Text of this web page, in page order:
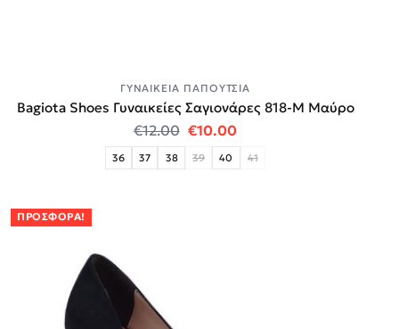
ΓΥΝΑΙΚΕΊΑ ΠΑΠΟΎΤΣΙΑ
Bagiota Shoes Γυναικείες Σαγιονάρες 818-Μ Μαύρο
€12.00 Original price was: €12.00.
€10.00Η τρέχουσα τιμή
36 37 38 39 40 41
ΠΡΟΣΦΟΡΆ!